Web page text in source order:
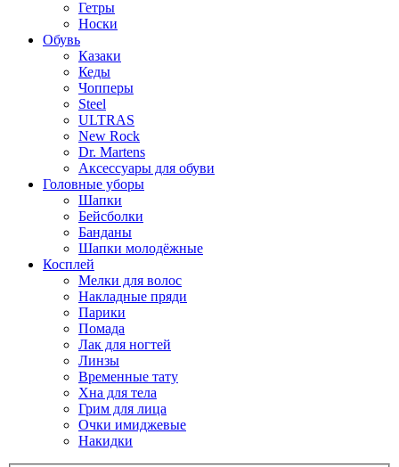
Гетры
Носки
Обувь
Казаки
Кеды
Чопперы
Steel
ULTRAS
New Rock
Dr. Martens
Аксессуары для обуви
Головные уборы
Шапки
Бейсболки
Банданы
Шапки молодёжные
Косплей
Мелки для волос
Накладные пряди
Парики
Помада
Лак для ногтей
Линзы
Временные тату
Хна для тела
Грим для лица
Очки имиджевые
Накидки